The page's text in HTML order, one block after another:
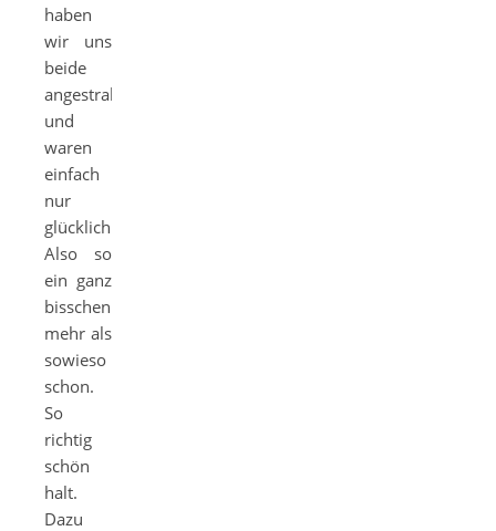
haben
wir uns
beide
angestrahlt
und
waren
einfach
nur
glücklich.
Also so
ein ganz
bisschen
mehr als
sowieso
schon.
So
richtig
schön
halt.
Dazu